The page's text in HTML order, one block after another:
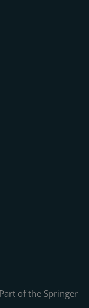
of the Springer